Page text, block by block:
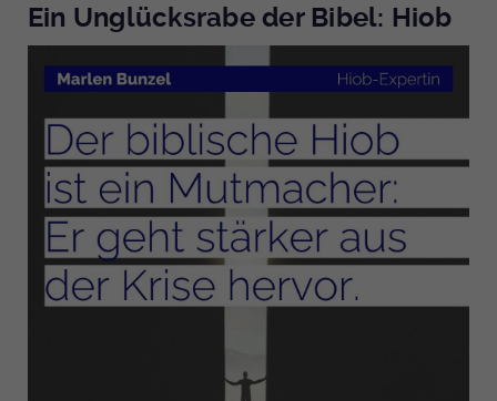
Ein Unglücksrabe der Bibel: Hiob